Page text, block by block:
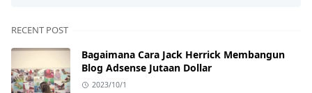
RECENT POST
Bagaimana Cara Jack Herrick Membangun
Blog Adsense Jutaan Dollar
2023/10/1